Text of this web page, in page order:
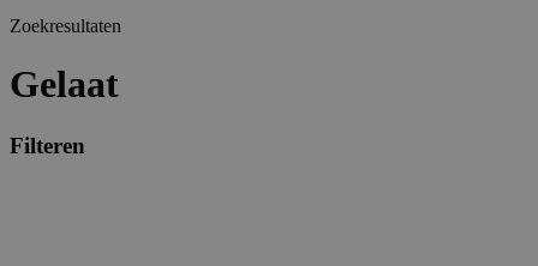
Zoekresultaten
Gelaat
Filteren